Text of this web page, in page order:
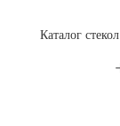
Каталог стекол